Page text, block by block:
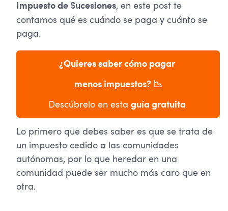
Impuesto de Sucesiones, en este post te
contamos qué es cuándo se paga y cuánto se
paga.
¿Quieres saber cómo pagar
menos impuestos? 📉
Descúbrelo en esta guía gratuita
Lo primero que debes saber es que se trata de
un impuesto cedido a las comunidades
autónomas, por lo que heredar en una
comunidad puede ser mucho más caro que en
otra.